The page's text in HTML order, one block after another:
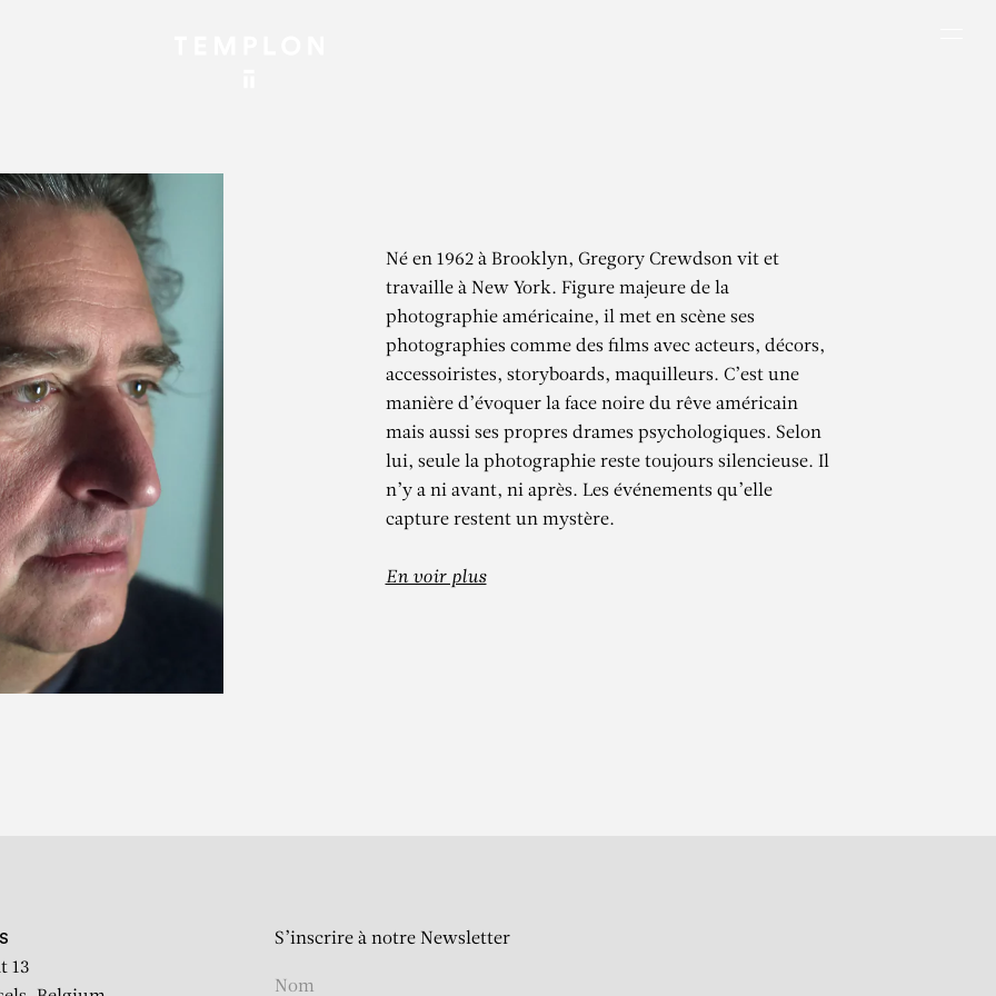
CREWDSON
Né en 1962 à Brooklyn, Gregory Crewdson vit et
travaille à New York. Figure majeure de la
photographie américaine, il met en scène ses
photographies comme des films avec acteurs, décors,
accessoiristes, storyboards, maquilleurs. C’est une
manière d’évoquer la face noire du rêve américain
mais aussi ses propres drames psychologiques. Selon
lui, seule la photographie reste toujours silencieuse. Il
n’y a ni avant, ni après. Les événements qu’elle
capture restent un mystère.
En voir plus
13
S’inscrire à notre Newsletter